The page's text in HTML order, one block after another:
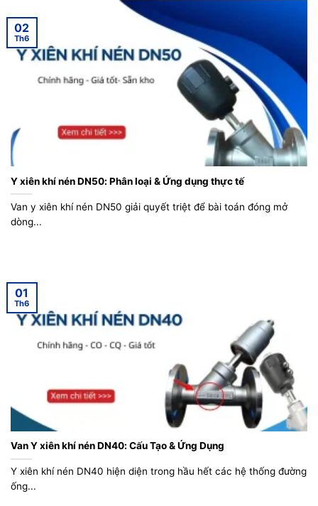
Y xiên khí nén DN50: Phân loại & Ứng dụng thực tế
Van y xiên khí nén DN50 giải quyết triệt để bài toán đóng mở
dòng...
02
Th6
Van Y xiên khí nén DN40: Cấu Tạo & Ứng Dụng
Y xiên khí nén DN40 hiện diện trong hầu hết các hệ thống đường
ống...
01
Th6